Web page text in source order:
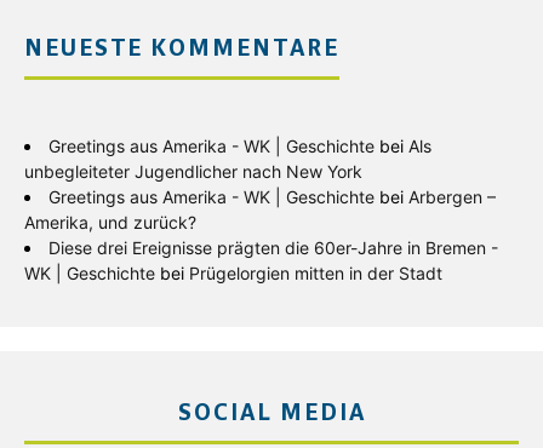
NEUESTE KOMMENTARE
Greetings aus Amerika - WK | Geschichte bei Als
unbegleiteter Jugendlicher nach New York
Greetings aus Amerika - WK | Geschichte bei Arbergen –
Amerika, und zurück?
Diese drei Ereignisse prägten die 60er-Jahre in Bremen -
WK | Geschichte bei Prügelorgien mitten in der Stadt
SOCIAL MEDIA